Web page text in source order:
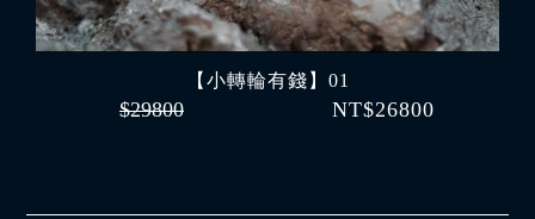
【小轉輪有錢】01
$29800 NT$26800